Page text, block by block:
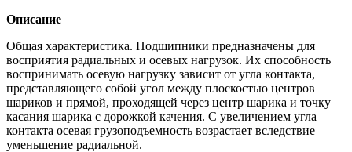
Описание
Общая характеристика. Подшипники предназначены для
восприятия радиальных и осевых нагрузок. Их способность
воспринимать осевую нагрузку зависит от угла контакта,
представляющего собой угол между плоскостью центров
шариков и прямой, проходящей через центр шарика и точку
касания шарика с дорожкой качения. С увеличением угла
контакта осевая грузоподъемность возрастает вследствие
уменьшение радиальной.